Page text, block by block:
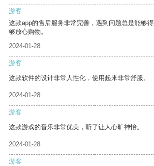
游客
这款app的售后服务非常完善，遇到问题总是能够
够放心购物。
2024-01-28
游客
这款软件的设计非常人性化，使用起来非常舒服。
2024-01-28
游客
这款游戏的音乐非常优美，听了让人心旷神怡。
2024-01-28
游客